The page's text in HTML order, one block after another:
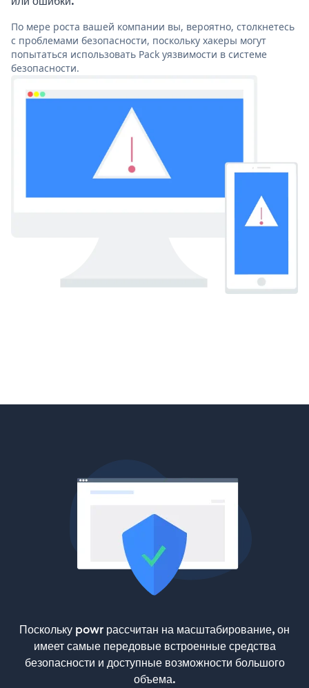
По мере роста вашей компании вы, вероятно, столкнетесь
с проблемами безопасности, поскольку хакеры могут
попытаться использовать Pack уязвимости в системе
безопасности.
Поскольку powr рассчитан на масштабирование, он
имеет самые передовые встроенные средства
безопасности и доступные возможности большого
объема.